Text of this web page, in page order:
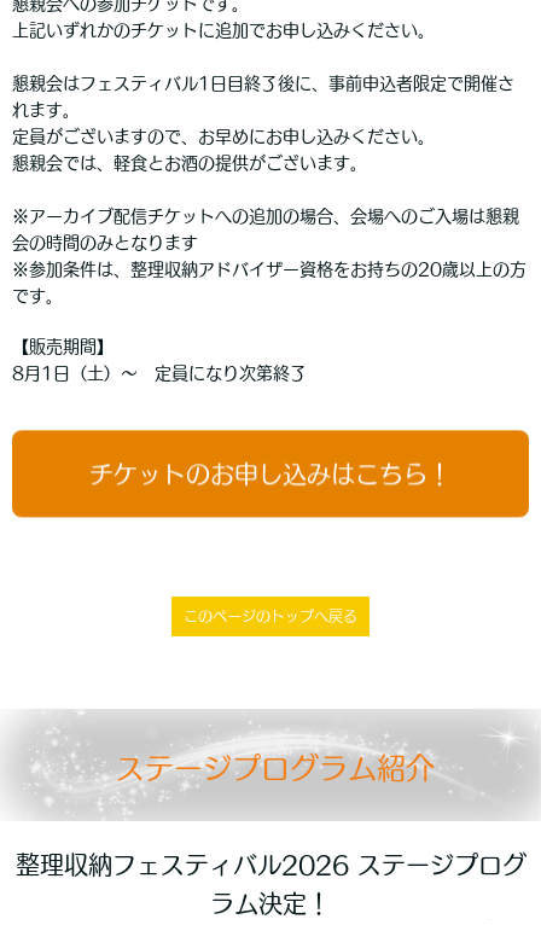
上記いずれかのチケットに追加でお申し込みください。
懇親会はフェスティバル1日目終了後に、事前申込者限定で開催さ
れます。
定員がございますので、お早めにお申し込みください。
懇親会では、軽食とお酒の提供がございます。
※アーカイブ配信チケットへの追加の場合、会場へのご入場は懇親
会の時間のみとなります
※参加条件は、整理収納アドバイザー資格をお持ちの20歳以上の方
です。
【販売期間】
8月1日（土）〜 定員になり次第終了
チケットのお申し込みはこちら！
このページのトップへ戻る
ステージプログラム紹介
整理収納フェスティバル2026 ステージプログ
ラム決定！